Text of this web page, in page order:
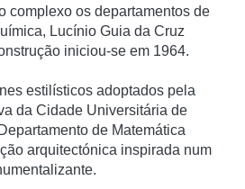
complexo os departamentos de
Lucínio Guia da Cruz
iniciou-se em 1964.
estilísticos adoptados pela
da Cidade Universitária de
de Matemática
arquitectónica inspirada num